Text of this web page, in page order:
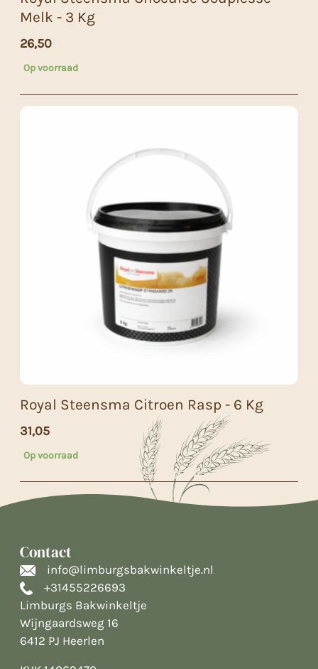
Melk - 3 Kg
26,50
Op voorraad
Royal Steensma Citroen Rasp - 6 Kg
31,05
Op voorraad
Contact
info@limburgsbakwinkeltje.nl
+31455226693
Limburgs Bakwinkeltje
Wijngaardsweg 16
6412 PJ Heerlen